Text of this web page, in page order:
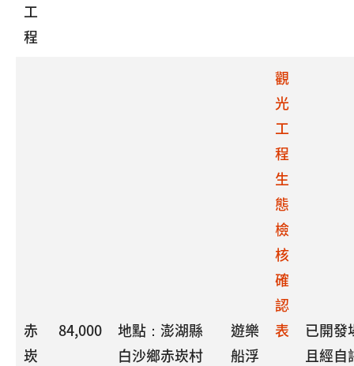
工
程
赤
崁
84,000
地點：澎湖縣
白沙鄉赤崁村
遊樂
船浮
觀
光
工
程
生
態
檢
核
確
認
表
已開發
且經自